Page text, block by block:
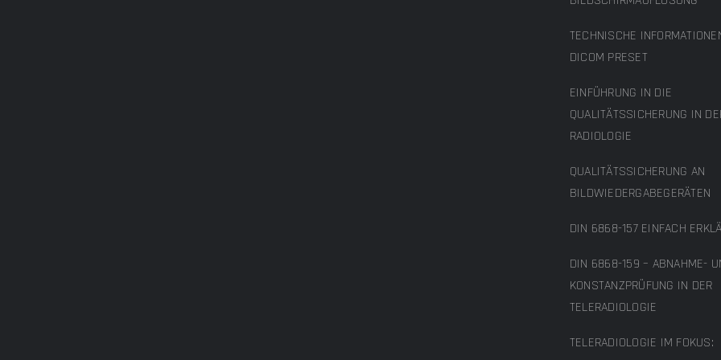
TECHNISCHE
DICOM PRESET
EINFÜHRUNG IN DIE
QUALITÄTSSICHERUNG IN
RADIOLOGIE
QUALITÄTSSICHERUNG AN
BILDWIEDERGABEGERÄTEN
DIN 6868-157 EINFACH
DIN 6868-159 – ABNAHME-
KONSTANZPRÜFUNG IN DER
TELERADIOLOGIE
TELERADIOLOGIE IM FOKUS: